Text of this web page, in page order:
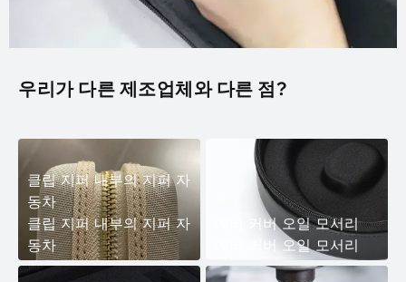
우리가 다른 제조업체와 다른 점?
클립 지퍼 내부의 지퍼 자
동차
클립 지퍼 내부의 지퍼 자
동차
에바 커버 오일 모서리
에바 커버 오일 모서리